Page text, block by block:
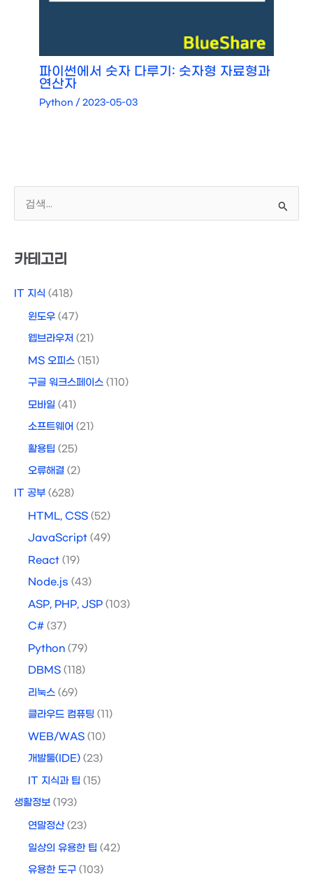
파이썬에서 숫자 다루기: 숫자형 자료형과
연산자
Python /2023-05-03
상
카테고리
IT 지식 (418)
윈도우 (47)
웹브라우저 (21)
MS 오피스 (151)
구글 워크스페이스 (110)
모바일 (41)
소프트웨어 (21)
활용팁 (25)
오류해결 (2)
IT 공부 (628)
HTML, CSS (52)
JavaScript (49)
React (19)
Node.js (43)
ASP, PHP, JSP (103)
C# (37)
Python (79)
DBMS (118)
리눅스 (69)
클라우드 컴퓨팅 (11)
WEB/WAS (10)
개발툴(IDE) (23)
IT 지식과 팁 (15)
생활정보 (193)
연말정산(23)
일상의 유용한 팁 (42)
유용한 도구 (103)